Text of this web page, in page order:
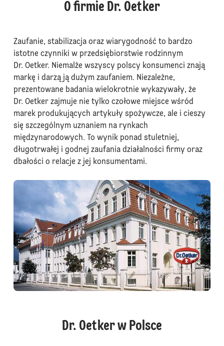
O firmie Dr. Oetker
Zaufanie, stabilizacja oraz wiarygodność to bardzo
istotne czynniki w przedsiębiorstwie rodzinnym
Dr. Oetker. Niemalże wszyscy polscy konsumenci znają
markę i darzą ją dużym zaufaniem. Niezależne,
prezentowane badania wielokrotnie wykazywały, że
Dr. Oetker zajmuje nie tylko czołowe miejsce wśród
marek produkujących artykuły spożywcze, ale i cieszy
się szczególnym uznaniem na rynkach
międzynarodowych. To wynik ponad stuletniej,
długotrwałej i godnej zaufania działalności firmy oraz
dbałości o relacje z jej konsumentami.
Dr. Oetker w Polsce